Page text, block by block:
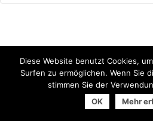
© 2025 Arbeitsgemeinschaft der
|Impressum|
Diese Website benutzt Cookies,
Surfen zu ermöglichen. Wenn Sie
stimmen Sie der
OK
Mehr